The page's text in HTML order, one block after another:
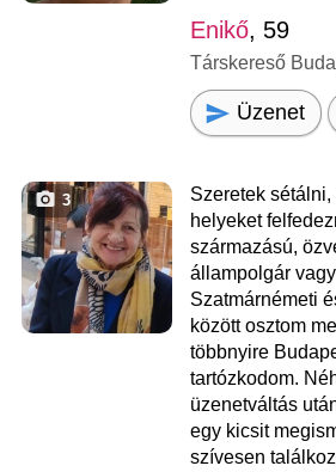
Enikő, 59
Társkereső
Üzenet
3
Szeretek
helyeket
származású,
állampolgár
Szatmárnémeti
között osztom
többnyire
tartózkodom.
üzenetváltás
egy kicsit
szívesen